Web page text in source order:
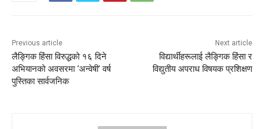
Previous article
लैङ्गिक हिंसा विरुद्धको १६ दिने
अभियानको अवसरमा ‘अन्वेषी’ वर्ष
पुस्तिका सार्वजनिक
Next article
विद्यार्थीहरूलाई लैङ्गिक हिंसा र
विद्युतीय अपराध विषयक प्रशिक्षण